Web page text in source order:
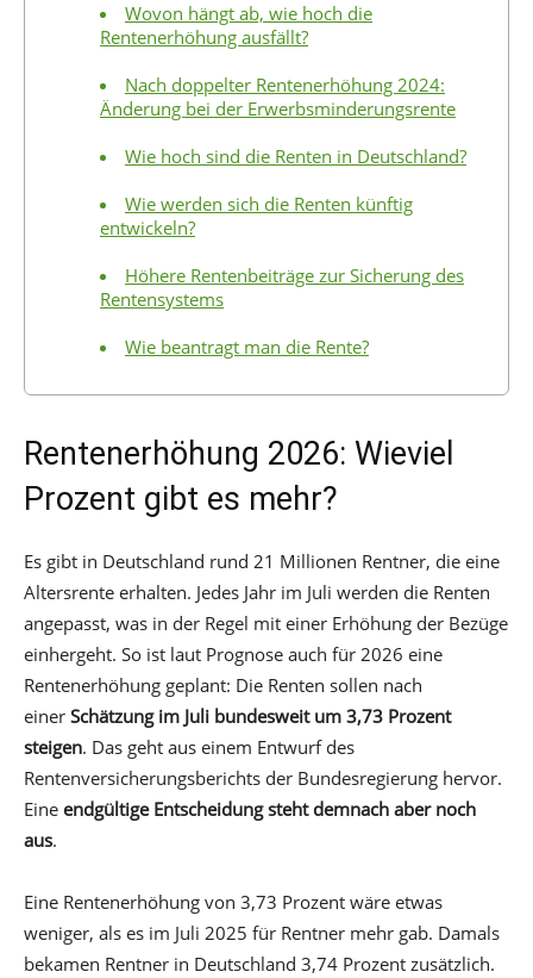
Wovon hängt ab, wie hoch die
Rentenerhöhung ausfällt?
Nach doppelter Rentenerhöhung 2024:
Änderung bei der Erwerbsminderungsrente
Wie hoch sind die Renten in Deutschland?
Wie werden sich die Renten künftig
entwickeln?
Höhere Rentenbeiträge zur Sicherung des
Rentensystems
Wie beantragt man die Rente?
Rentenerhöhung 2026: Wieviel
Prozent gibt es mehr?
Es gibt in Deutschland rund 21 Millionen Rentner, die eine
Altersrente erhalten. Jedes Jahr im Juli werden die Renten
angepasst, was in der Regel mit einer Erhöhung der Bezüge
einhergeht. So ist laut Prognose auch für 2026 eine
Rentenerhöhung geplant: Die Renten sollen nach
einer Schätzung im Juli bundesweit um 3,73 Prozent
steigen. Das geht aus einem Entwurf des
Rentenversicherungsberichts der Bundesregierung hervor.
Eine endgültige Entscheidung steht demnach aber noch
aus.
Eine Rentenerhöhung von 3,73 Prozent wäre etwas
weniger, als es im Juli 2025 für Rentner mehr gab. Damals
bekamen Rentner in Deutschland 3,74 Prozent zusätzlich.